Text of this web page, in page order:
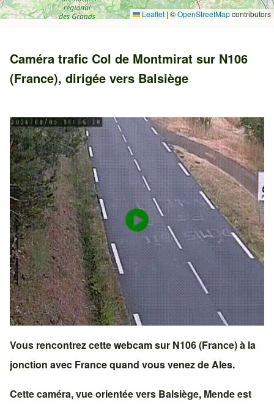
Leaflet | ©OpenStreetMapcontributors
Caméra trafic Col de Montmirat sur N106
(France), dirigée vers Balsiège
Vous rencontrez cette webcam sur N106 (France)à la
jonction avec Francequand vous venez deAles.
Cette caméra, vue orientée vers Balsiège, Mendeest